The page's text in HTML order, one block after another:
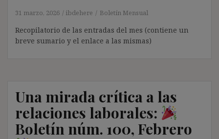
31 marzo, 2026 ibdehere Boletín Mensual
Recopilatorio de las entradas del mes (contiene un
breve sumario y el enlace a las mismas)
Una mirada crítica a las
relaciones laborales:
Boletín núm. 100, Febrero